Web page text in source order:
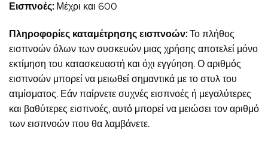
Εισπνοές:Μέχρι και 600
Πληροφορίες καταμέτρησης εισπνοών:Το πλήθος
εισπνοών όλων των συσκευών μιας χρήσης αποτελεί μόνο
εκτίμηση του κατασκευαστή και όχι εγγύηση. Ο αριθμός
εισπνοών μπορεί να μειωθεί σημαντικά με το στυλ του
ατμίσματος. Εάν παίρνετε συχνές εισπνοές ή μεγαλύτερες
και βαθύτερες εισπνοές, αυτό μπορεί να μειώσει τον αριθμό
των εισπνοών που θα λαμβάνετε.